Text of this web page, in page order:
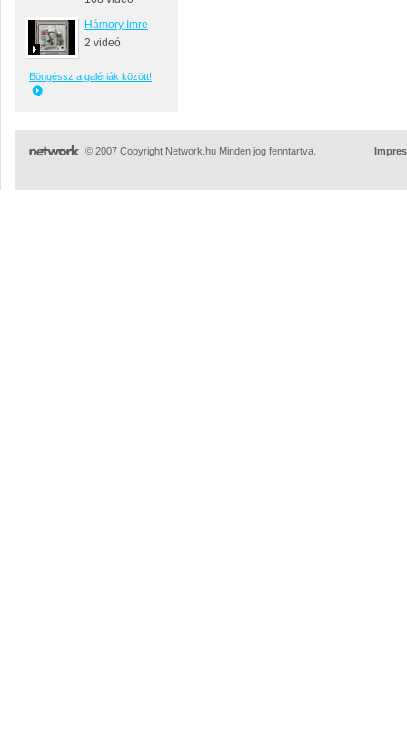
Hámory Imre
2 videó
Böngéssz a galériák között!
© 2007 Copyright Network.hu Minden jog fenntartva.